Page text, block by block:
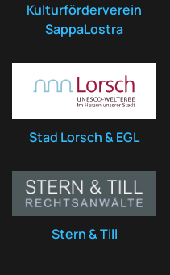
Kulturförderverein
SappaLostra
Stad Lorsch & EGL
Stern & Till